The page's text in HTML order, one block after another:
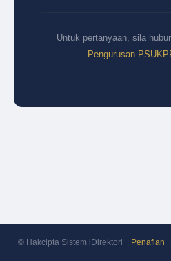
Untuk pertanyaan, sila
Pengurusan
© Hakcipta Sistem iDirektori | Penafian